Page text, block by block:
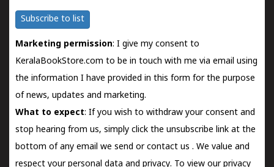
Subscribe to list
Marketing permission: I give my consent to
KeralaBookStore.com to be in touch with me via email using
the information I have provided in this form for the purpose
of news, updates and marketing.
What to expect: If you wish to withdraw your consent and
stop hearing from us, simply click the unsubscribe link at the
bottom of any email we send orcontact us . We value and
respect your personal data and privacy. To view our privacy